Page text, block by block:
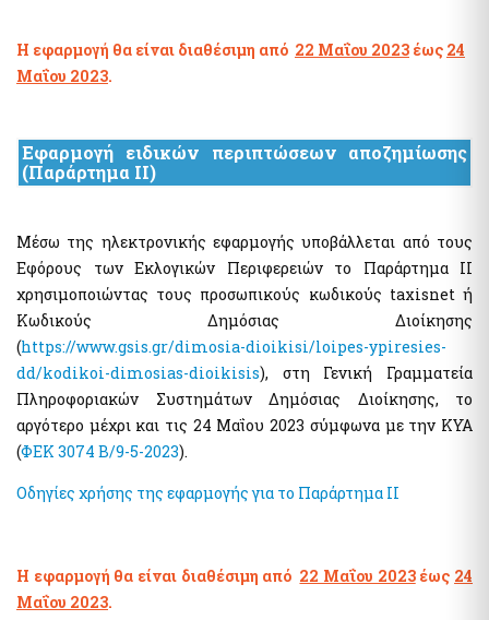
Η εφαρμογή θα είναι διαθέσιμη από 22 Μαΐου 2023 έως 24
Μαΐου 2023.
Εφαρμογή ειδικών περιπτώσεων αποζημίωσης
(Παράρτημα ΙΙ)
Μέσω της ηλεκτρονικής εφαρμογής υποβάλλεται από τους
Εφόρους των Εκλογικών Περιφερειών το Παράρτημα ΙΙ
χρησιμοποιώντας τους προσωπικούς κωδικούς taxisnet ή
Κωδικούς Δημόσιας Διοίκησης
(https://www.gsis.gr/dimosia-dioikisi/loipes-ypiresies-
dd/kodikoi-dimosias-dioikisis), στη Γενική Γραμματεία
Πληροφοριακών Συστημάτων Δημόσιας Διοίκησης, το
αργότερο μέχρι και τις 24 Μαΐου 2023 σύμφωνα με την ΚΥΑ
(ΦΕΚ 3074 Β/9-5-2023).
Οδηγίες χρήσης της εφαρμογής για το Παράρτημα ΙΙ
Η εφαρμογή θα είναι διαθέσιμη από 22 Μαΐου 2023έως 24
Μαΐου 2023.